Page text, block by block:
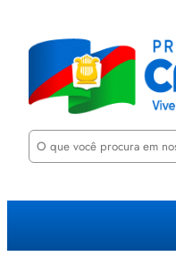
P
u
a